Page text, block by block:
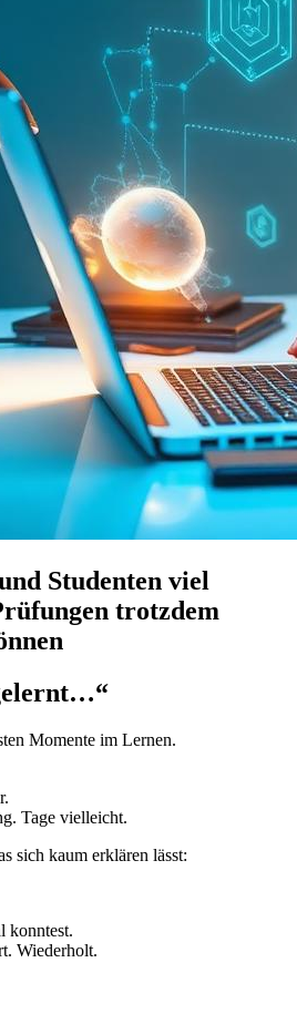
Studenten viel
trotzdem
Momente im Lernen.
Tage vielleicht.
sich kaum erklären lässt:
konntest.
Wiederholt.